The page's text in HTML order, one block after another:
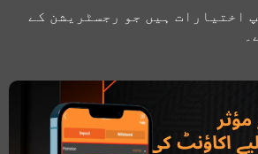
اختیارات ہیں جو رجسٹریشن کے